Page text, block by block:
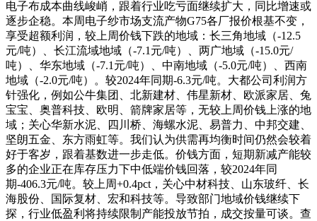
电子布成本曲线峻峭，跟着行业吃亏面继续扩大，同比增速或
逐步企稳。本周电子纱市场支流产物G75各厂报价根基不变，
享受超额利润，较上周价钱下跌的地域：长三角地域（-12.5
元/吨）、长江流域地域（-7.1元/吨）、两广地域（-15.0元/
吨）、华东地域（-7.1元/吨）、中南地域（-5.0元/吨）、西南
地域（-2.0元/吨）。较2024年同期-6.3元/吨。大都公司利润方
针强化，例如公牛集团、北新建材、伟星新材、欧派家居、兔
宝宝、奥普科技、欧明、箭牌家居等，无较上周价钱上涨的地
域；关心华新水泥、四川桥、海螺水泥、易普力、中邦交建、
坚朗五金、东方雨虹等。我们认为供需再均衡时间仍然会较着
好于客岁，跟着基数进一步走低。价钱方面，短期新减产能较
多的企业正在库存压力下中低端价钱回落，较2024年同
期-406.3元/吨。较上周+0.4pct，关心中材科技、山东玻纤、长
海股份、国际复材、宏和科技等。导致部门地域价钱继续下
探，行业低盈利将持续限制产能投放节拍，成交按量可谈。查